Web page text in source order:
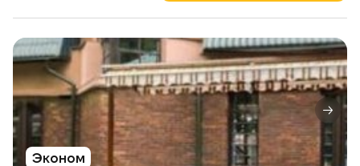
Эконом